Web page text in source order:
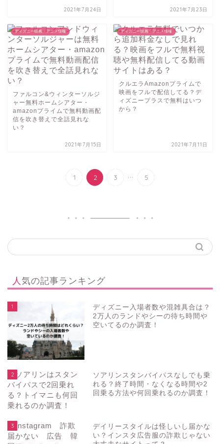
2021年7月24日 2021年7月23日
ディズニー映画・アニメ情報
ファルコン&ウィンターソルジ
ャー無料ホームシアター・
amazonプライムで無料動画配
信を吹き替えで全話見れな
い？
2021年7月15日
ディズニー映画・アニメ情報
クルエラAmazonプライムで
映画をフルで配信してる？デ
ィズニープラスで無料はいつ
から？
2021年7月11日
1 2 3 ... 5
人気の記事ランキング
1
ディズニー入場者数や混雑具合は？
2万人のランドやシーの待ち時間や
空いてるのか調査！
2
ソアリンスタンバイパスなしでも乗
れる？終了時間・なくなる時間や2
回乗る方法や何回乗れるのか調査！
3
デイリースタイルは怪しいし届かな
い？インスタ広告服の詐欺じゃない